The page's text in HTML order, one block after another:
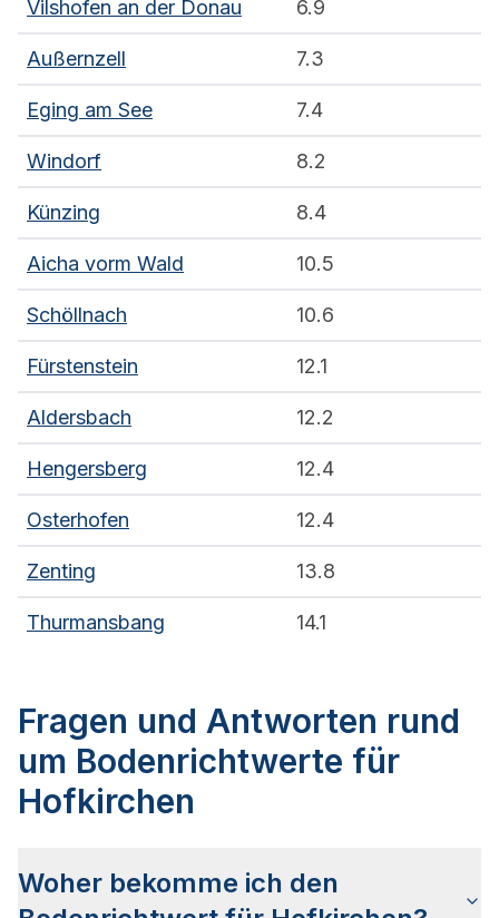
Vilshofen an der Donau 6.9
Außernzell 7.3
Eging am See 7.4
Windorf 8.2
Künzing 8.4
Aicha vorm Wald 10.5
Schöllnach 10.6
Fürstenstein 12.1
Aldersbach 12.2
Hengersberg 12.4
Osterhofen 12.4
Zenting 13.8
Thurmansbang 14.1
Fragen und Antworten rund
um Bodenrichtwerte für
Hofkirchen
Woher bekomme ich den